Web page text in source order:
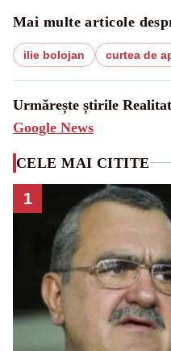
Mai multe articole
ilie bolojan curtea de
Urmărește știrile
Google News
CELE MAI CITITE
1